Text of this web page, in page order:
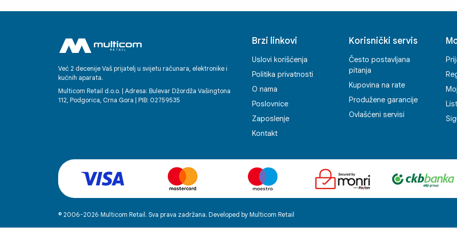
Već 2 decenije Vaš prijatelj u svijetu računara, elektronike i
kućnih aparata.
Multicom Retail d.o.o. | Adresa: Bulevar Džordža Vašingtona
112, Podgorica, Crna Gora | PIB: 02759535
Brzi linkovi
Uslovi korišćenja
Politika privatnosti
O nama
Poslovnice
Zaposlenje
Kontakt
Korisnički servis
Često postavljana
pitanja
Kupovina na rate
Produžene garancije
Ovlašćeni servisi
© 2006-2026 Multicom Retail. Sva prava zadržana. Developed by Multicom Retail